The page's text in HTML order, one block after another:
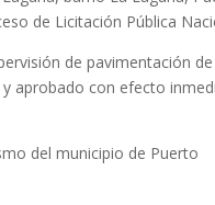
de Licitación Pública
de pavimentación
y aprobado con efecto
del municipio de Puerto